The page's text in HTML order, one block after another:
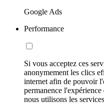
Google Ads
Performance
Si vous acceptez ces
anonymement les clics
internet afin de pouvoir
permanence
nous utilisons les